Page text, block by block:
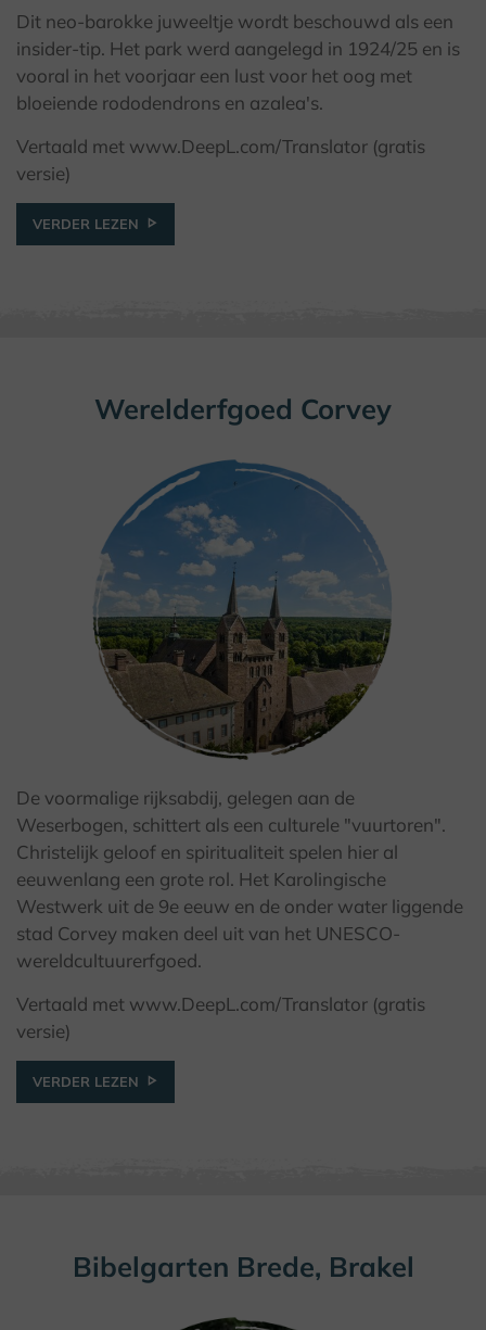
© Kulturland Kreis Höxter / K. Krajewski
Dit neo-barokke juweeltje wordt beschouwd als een
insider-tip. Het park werd aangelegd in 1924/25 en is
vooral in het voorjaar een lust voor het oog met
bloeiende rododendrons en azalea's.
Vertaald met www.DeepL.com/Translator (gratis
versie)
VERDER LEZEN
Werelderfgoed Corvey
© Teutoburger Wald Tourismus / D. Ketz
De voormalige rijksabdij, gelegen aan de
Weserbogen, schittert als een culturele "vuurtoren".
Christelijk geloof en spiritualiteit spelen hier al
eeuwenlang een grote rol. Het Karolingische
Westwerk uit de 9e eeuw en de onder water liggende
stad Corvey maken deel uit van het UNESCO-
wereldcultuurerfgoed.
Vertaald met www.DeepL.com/Translator (gratis
versie)
VERDER LEZEN
Bibelgarten Brede, Brakel